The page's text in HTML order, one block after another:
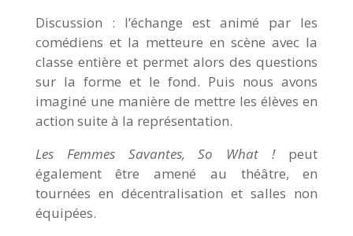
Discussion : l’échange est animé par les
comédiens et la metteure en scène avec la
classe entière et permet alors des questions
sur la forme et le fond. Puis nous avons
imaginé une manière de mettre les élèves en
action suite à la représentation.
Les Femmes Savantes, So What !peut
également être amené au théâtre, en
tournées en décentralisation et salles non
équipées.